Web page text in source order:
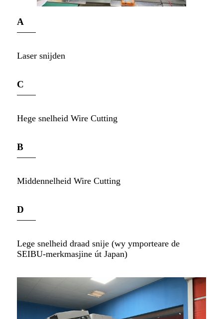
A
Laser snijden
C
Hege snelheid Wire Cutting
B
Middennelheid Wire Cutting
D
Lege snelheid draad snije (wy ymporteare de
SEIBU-merkmasjine út Japan)